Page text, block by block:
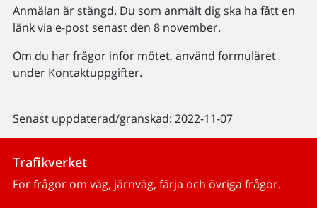
Anmälan är stängd. Du som anmält dig ska ha fått en
länk via e-post senast den 8 november.
Om du har frågor inför mötet, använd formuläret
under Kontaktuppgifter.
Senast uppdaterad/granskad: 2022-11-07
Trafikverket
För frågor om väg, järnväg, färja och övriga frågor.